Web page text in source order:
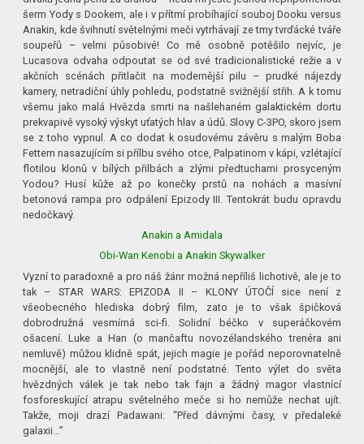
šerm Yody s Dookem, ale i v přítmí probíhající souboj Dooku versus
Anakin, kde švihnutí světelnými meči vytrhávají ze tmy tvrďácké tváře
soupeřů – velmi působivé! Co mě osobně potěšilo nejvíc, je
Lucasova odvaha odpoutat se od své tradicionalistické režie a v
akčních scénách přitlačit na modernější pilu – prudké nájezdy
kamery, netradiční úhly pohledu, podstatně svižnější střih. A k tomu
všemu jako malá Hvězda smrti na našlehaném galaktickém dortu
prekvapivě vysoký výskyt uťatých hlav a údů. Slovy C-3PO, skoro jsem
se z toho vypnul. A co dodat k osudovému závěru s malým Boba
Fettem nasazujícím si přílbu svého otce, Palpatinom v kápi, vzlétající
flotilou klonů v bílých přilbách a zlými předtuchami prosyceným
Yodou? Husí kůže až po konečky prstů na nohách a masívní
betonová rampa pro odpálení Epizody III. Tentokrát budu opravdu
nedočkavý.
Anakin a Amidala
Obi-Wan Kenobi a Anakin Skywalker
Vyzní to paradoxně a pro náš žánr možná nepříliš lichotivě, ale je to
tak – STAR WARS: EPIZODA II – KLONY ÚTOČÍ sice není z
všeobecného hlediska dobrý film, zato je to však špičková
dobrodružná vesmírná sci-fi. Solidní béčko v superáčkovém
ošacení. Luke a Han (o mančaftu novozélandského trenéra ani
nemluvě) můžou klidně spát, jejich magie je pořád neporovnatelně
mocnější, ale to vlastně není podstatné. Tento výlet do světa
hvězdných válek je tak nebo tak fajn a žádný magor vlastnící
fosforeskující atrapu světelného meče si ho nemůže nechat ujít.
Takže, moji drazí Padawani: “Před dávnými časy, v předaleké
galaxii…”